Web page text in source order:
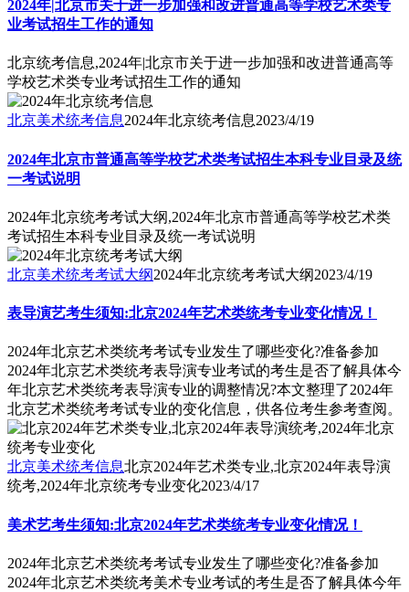
2024年|北京市关于进一步加强和改进普通高等学校艺术类专
业考试招生工作的通知
北京统考信息,2024年|北京市关于进一步加强和改进普通高等
学校艺术类专业考试招生工作的通知
北京美术统考信息2024年北京统考信息2023/4/19
2024年北京市普通高等学校艺术类考试招生本科专业目录及统
一考试说明
2024年北京统考考试大纲,2024年北京市普通高等学校艺术类
考试招生本科专业目录及统一考试说明
北京美术统考考试大纲2024年北京统考考试大纲2023/4/19
表导演艺考生须知:北京2024年艺术类统考专业变化情况！
2024年北京艺术类统考考试专业发生了哪些变化?准备参加
2024年北京艺术类统考表导演专业考试的考生是否了解具体今
年北京艺术类统考表导演专业的调整情况?本文整理了2024年
北京艺术类统考考试专业的变化信息，供各位考生参考查阅。
北京美术统考信息北京2024年艺术类专业,北京2024年表导演
统考,2024年北京统考专业变化2023/4/17
美术艺考生须知:北京2024年艺术类统考专业变化情况！
2024年北京艺术类统考考试专业发生了哪些变化?准备参加
2024年北京艺术类统考美术专业考试的考生是否了解具体今年